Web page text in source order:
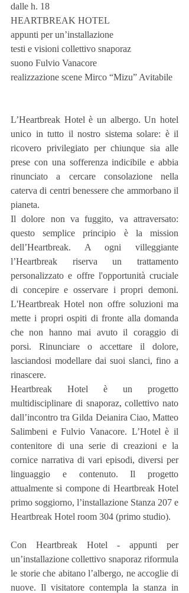
dalle h. 18
HEARTBREAK HOTEL
appunti per un’installazione
testi e visioni collettivo snaporaz
suono Fulvio Vanacore
realizzazione scene Mirco “Mizu” Avitabile
L’Heartbreak Hotel è un albergo. Un hotel
unico in tutto il nostro sistema solare: è il
ricovero privilegiato per chiunque sia alle
prese con una sofferenza indicibile e abbia
rinunciato a cercare consolazione nella
caterva di centri benessere che ammorbano il
pianeta.
Il dolore non va fuggito, va attraversato:
questo semplice principio è la mission
dell’Heartbreak. A ogni villeggiante
l’Heartbreak riserva un trattamento
personalizzato e offre l'opportunità cruciale
di concepire e osservare i propri demoni.
L'Heartbreak Hotel non offre soluzioni ma
mette i propri ospiti di fronte alla domanda
che non hanno mai avuto il coraggio di
porsi. Rinunciare o accettare il dolore,
lasciandosi modellare dai suoi slanci, fino a
rinascere.
Heartbreak Hotel è un progetto
multidisciplinare di snaporaz, collettivo nato
dall’incontro tra Gilda Deianira Ciao, Matteo
Salimbeni e Fulvio Vanacore. L’Hotel è il
contenitore di una serie di creazioni e la
cornice narrativa di vari episodi, diversi per
linguaggio e contenuto. Il progetto
attualmente si compone di Heartbreak Hotel
primo soggiorno, l’installazione Stanza 207 e
Heartbreak Hotel room 304 (primo studio).
Con Heartbreak Hotel - appunti per
un’installazione collettivo snaporaz riformula
le storie che abitano l’albergo, ne accoglie di
nuove. Il visitatore contempla la stanza in